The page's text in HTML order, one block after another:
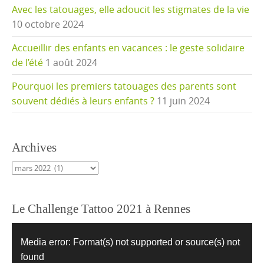
Avec les tatouages, elle adoucit les stigmates de la vie
10 octobre 2024
Accueillir des enfants en vacances : le geste solidaire
de l’été 1 août 2024
Pourquoi les premiers tatouages des parents sont
souvent dédiés à leurs enfants ? 11 juin 2024
Archives
Archives
Le Challenge Tattoo 2021 à Rennes
vidéo
Media error: Format(s) not supported or source(s) not
found